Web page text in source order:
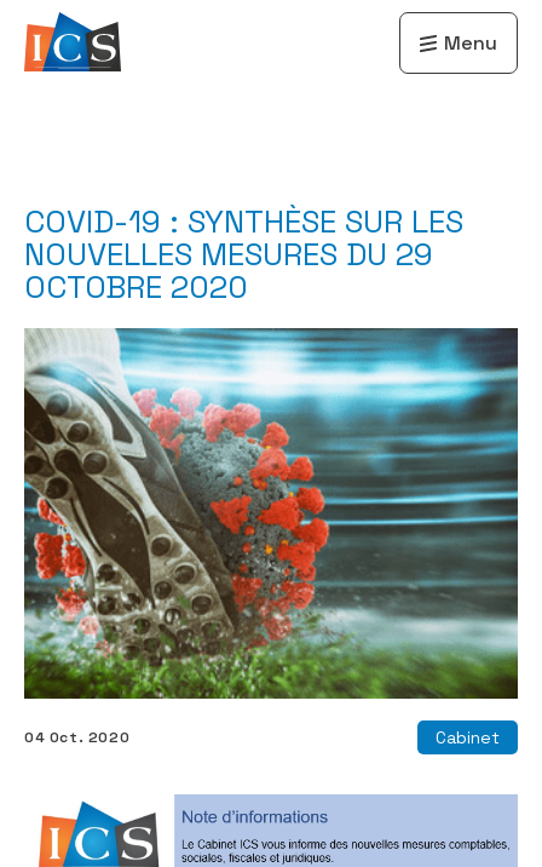
Menu
COVID-19 : SYNTHÈSE SUR LES
NOUVELLES MESURES DU 29
OCTOBRE 2020
04 Oct. 2020 Cabinet